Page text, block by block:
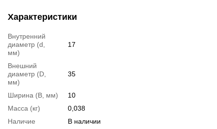
Характеристики
Внутренний
диаметр (d,
мм)
17
Внешний
диаметр (D,
мм)
35
Ширина (B, мм)
10
Масса (кг)
0,038
Наличие
В наличии